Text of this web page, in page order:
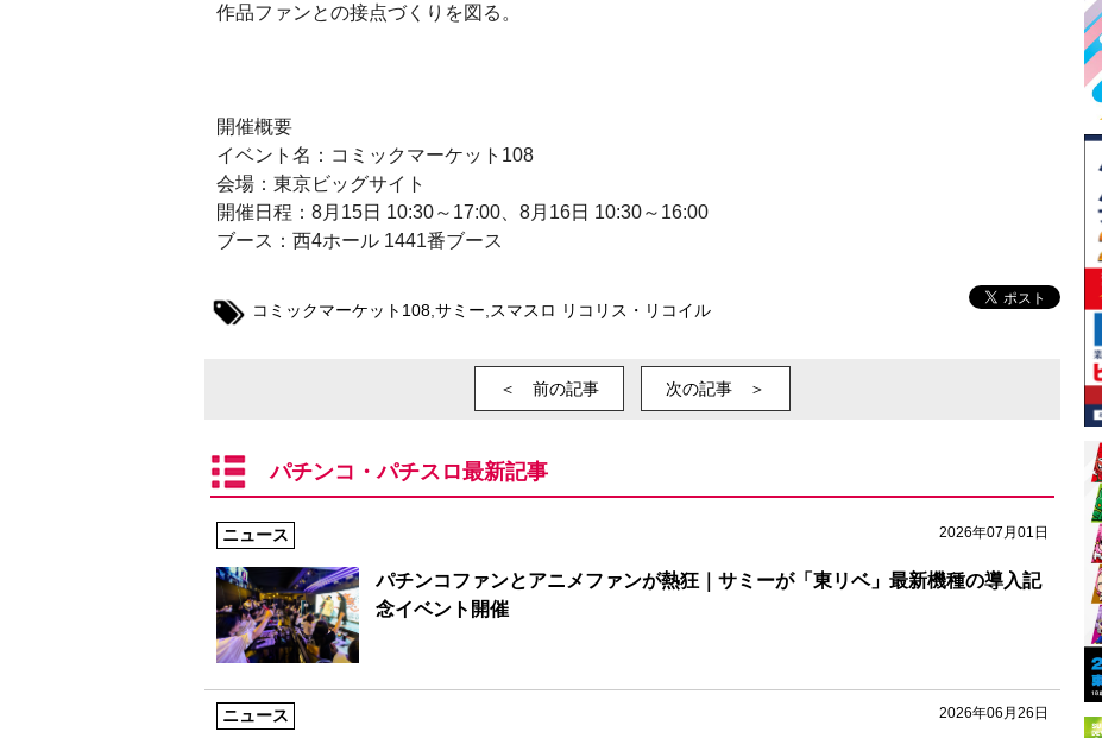
作品ファンとの接点づくりを図る。
開催概要
イベント名：コミックマーケット108
会場：東京ビッグサイト
開催日程：8月15日 10:30～17:00、8月16日 10:30～16:00
ブース：西4ホール 1441番ブース
コミックマーケット108,サミー,スマスロ リコリス・リコイル
＜ 前の記事 次の記事 ＞
パチンコ・パチスロ最新記事
2026年07月01日
ニュース
パチンコファンとアニメファンが熱狂｜サミーが「東リベ」最新機種の導入記
念イベント開催
2026年06月26日
ニュース